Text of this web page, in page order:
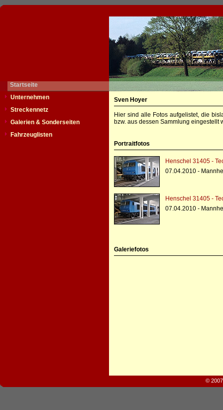
Startseite
Unternehmen
Streckennetz
Galerien & Sonderseiten
Fahrzeuglisten
Sven Hoyer
Hier sind alle Fotos aufgelistet, die
bzw. aus dessen Sammlung eingestellt
Portraitfotos
Henschel 31405 -
07.04.2010 -
Henschel 31405 -
07.04.2010 -
Galeriefotos
©